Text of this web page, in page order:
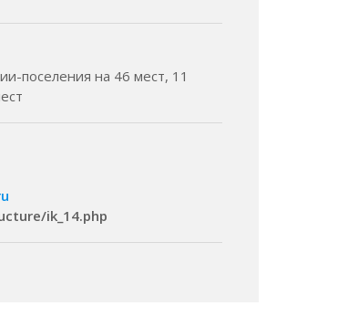
поселения на 46 мест, 11
ik_14.php